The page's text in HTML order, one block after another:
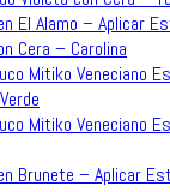
El Alamo – Aplicar
Cera – Carolina
Mitiko Veneciano
Mitiko Veneciano
Brunete – Aplicar